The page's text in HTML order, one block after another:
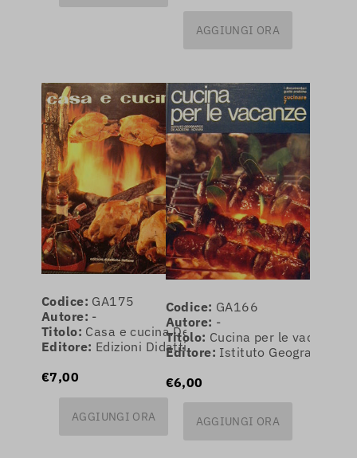
AGGIUNGI ORA
Codice: GA175
Autore: -
Titolo: Casa e
Editore: Edizioni Didattiche Italiane
€7,00
AGGIUNGI ORA
Codice: GA166
Autore: -
Titolo: Cucina per le vacanze.
Editore: Istituto Geografico
€6,00
AGGIUNGI ORA